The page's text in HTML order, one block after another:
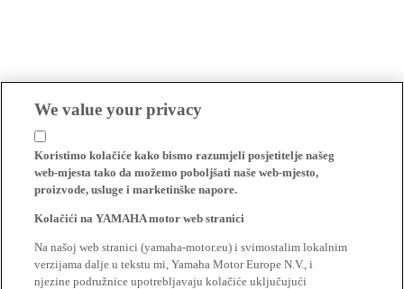
We value your privacy
Koristimo kolačiće kako bismo razumjeli posjetitelje našeg
web-mjesta tako da možemo poboljšati naše web-mjesto,
proizvode, usluge i marketinške napore.
Kolačići na YAMAHA motor web stranici
Na našoj web stranici (yamaha-motor.eu) i svimostalim lokalnim
verzijama dalje u tekstu mi, Yamaha Motor Europe N.V., i
njezine podružnice upotrebljavaju kolačiće uključujući